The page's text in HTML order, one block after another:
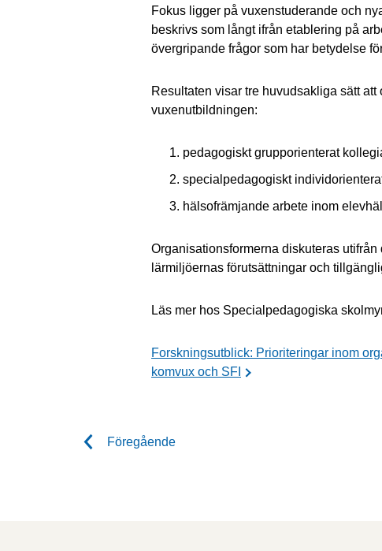
Fokus ligger på vuxenstuderande och
beskrivs som långt ifrån etablering på
övergripande frågor som har betydelse
Resultaten visar tre huvudsakliga sätt
vuxenutbildningen:
pedagogiskt grupporienterat
specialpedagogiskt
hälsofrämjande arbete inom
Organisationsformerna diskuteras utifrån
lärmiljöernas förutsättningar och
Läs mer hos Specialpedagogiska
Forskningsutblick: Prioriteringar inom
komvux och SFI
Föregående